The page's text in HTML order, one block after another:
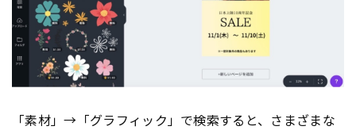
「素材」→「グラフィック」で検索すると、さまざまな